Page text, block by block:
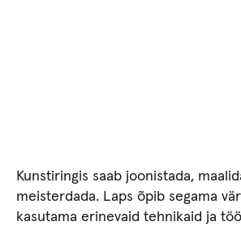
Kunstiringis saab joonistada,
meisterdada. Laps õpib segama
kasutama erinevaid tehnikaid ja